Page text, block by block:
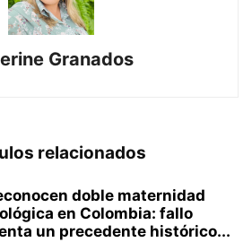
Granados
relacionados
doble maternidad
en Colombia: fallo
un precedente histórico...